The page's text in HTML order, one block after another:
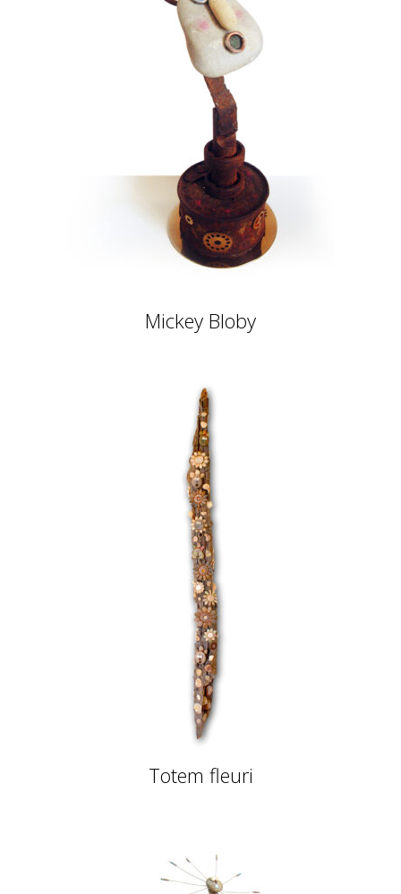
Mickey Bloby
Totem fleuri